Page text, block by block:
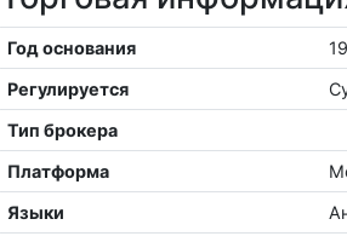
Год основания
Регулируется
Тип брокера
Платформа
Языки